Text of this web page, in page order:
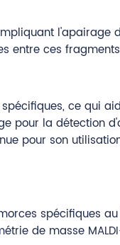
l'apairage
entre ces
ce qui
pour la détection
pour son
spécifiques
de masse